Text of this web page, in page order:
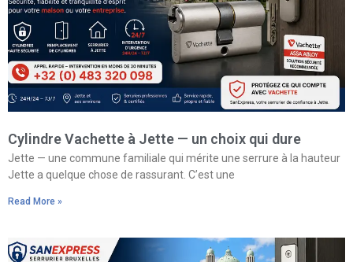
Cylindre Vachette à Jette — un choix qui dure
Jette — une commune familiale qui mérite une serrure à la hauteur
Jette a quelque chose de rassurant. C’est une
Read More »